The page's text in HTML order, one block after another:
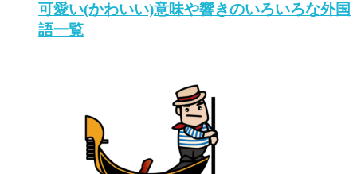
可愛い(かわいい)意味や響きのいろいろな外国
語一覧